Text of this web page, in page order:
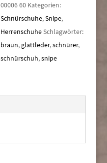
00006 60 Kategorien:
Schnürschuhe,Snipe,
HerrenschuheSchlagwörter:
braun, glattleder,schnürer,
schnürschuh,snipe